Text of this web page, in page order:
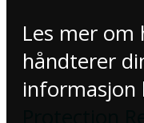
Les mer om
håndterer
informasjon